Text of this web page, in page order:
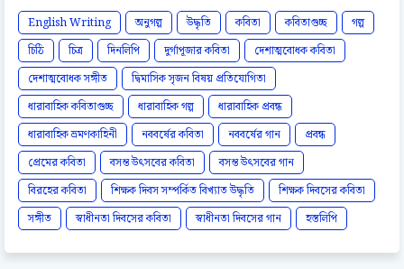
English Writing অনুগল্প উদ্ধৃতি কবিতা কবিতাগুচ্ছ
গল্প
চিঠি
চিত্র দিনলিপি দুর্গাপূজার কবিতা
দেশাত্মবোধক কবিতা
দেশাত্মবোধক সঙ্গীত
দ্বিমাসিক সৃজন বিষয় প্রতিযোগিতা
ধারাবাহিক কবিতাগুচ্ছ
ধারাবাহিক গল্প
ধারাবাহিক প্রবন্ধ
ধারাবাহিক ভ্রমণকাহিনী
নববর্ষের কবিতা নববর্ষের গান
প্রবন্ধ
প্রেমের কবিতা
বসন্ত উৎসবের কবিতা
বসন্ত উৎসবের গান
বিরহের কবিতা
শিক্ষক দিবস সম্পর্কিত বিখ্যাত উদ্ধৃতি
শিক্ষক দিবসের কবিতা
সঙ্গীত
স্বাধীনতা দিবসের কবিতা স্বাধীনতা দিবসের গান হস্তলিপি